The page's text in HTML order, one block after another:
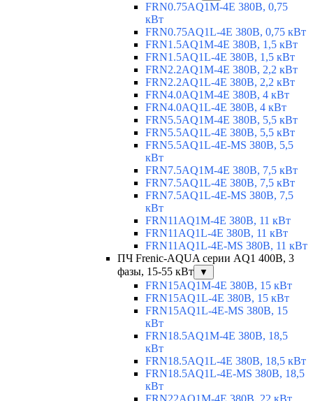
FRN0.75AQ1M-4E 380В, 0,75
кВт
FRN0.75AQ1L-4E 380В, 0,75 кВт
FRN1.5AQ1M-4E 380В, 1,5 кВт
FRN1.5AQ1L-4E 380В, 1,5 кВт
FRN2.2AQ1M-4E 380В, 2,2 кВт
FRN2.2AQ1L-4E 380В, 2,2 кВт
FRN4.0AQ1M-4E 380В, 4 кВт
FRN4.0AQ1L-4E 380В, 4 кВт
FRN5.5AQ1M-4E 380В, 5,5 кВт
FRN5.5AQ1L-4E 380В, 5,5 кВт
FRN5.5AQ1L-4E-MS 380В, 5,5
кВт
FRN7.5AQ1M-4E 380В, 7,5 кВт
FRN7.5AQ1L-4E 380В, 7,5 кВт
FRN7.5AQ1L-4E-MS 380В, 7,5
кВт
FRN11AQ1M-4E 380В, 11 кВт
FRN11AQ1L-4E 380В, 11 кВт
FRN11AQ1L-4E-MS 380В, 11 кВт
ПЧ Frenic-AQUA серии AQ1 400В, 3
фазы, 15-55 кВт
▼
FRN15AQ1M-4E 380В, 15 кВт
FRN15AQ1L-4E 380В, 15 кВт
FRN15AQ1L-4E-MS 380В, 15
кВт
FRN18.5AQ1M-4E 380В, 18,5
кВт
FRN18.5AQ1L-4E 380В, 18,5 кВт
FRN18.5AQ1L-4E-MS 380В, 18,5
кВт